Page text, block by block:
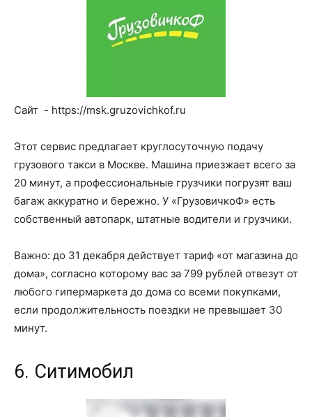
Сайт - https://msk.gruzovichkof.ru
Этот сервис предлагает круглосуточную подачу
грузового такси в Москве. Машина приезжает всего за
20 минут, а профессиональные грузчики погрузят ваш
багаж аккуратно и бережно. У «ГрузовичкоФ» есть
собственный автопарк, штатные водители и грузчики.
Важно: до 31 декабря действует тариф «от магазина до
дома», согласно которому вас за 799 рублей отвезут от
любого гипермаркета до дома со всеми покупками,
если продолжительность поездки не превышает 30
минут.
6. Ситимобил